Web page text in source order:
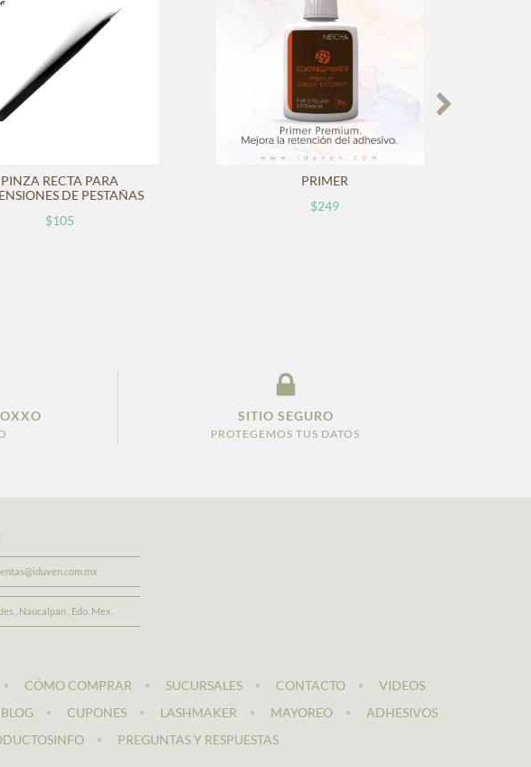
PINZA RECTA PARA
DE PESTAÑAS
$105
PRIMER
$249
SITIO SEGURO
PROTEGEMOS TUS DATOS
, Naucalpan , Edo. Mex.
CÓMO COMPRAR SUCURSALES CONTACTO
VIDEOS
BLOG CUPONES LASHMAKER MAYOREO
ADHESIVOS
PREGUNTAS Y RESPUESTAS